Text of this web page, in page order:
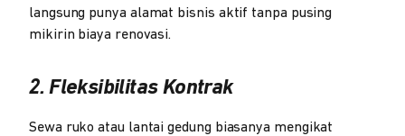
langsung punya alamat bisnis aktif tanpa pusing
mikirin biaya renovasi.
2. Fleksibilitas Kontrak
Sewa ruko atau lantai gedung biasanya mengikat